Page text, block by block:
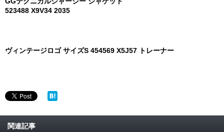
523488 X9V34 2035
ヴィンテージロゴ サイズS 454569 X5J57 トレーナー
関連記事